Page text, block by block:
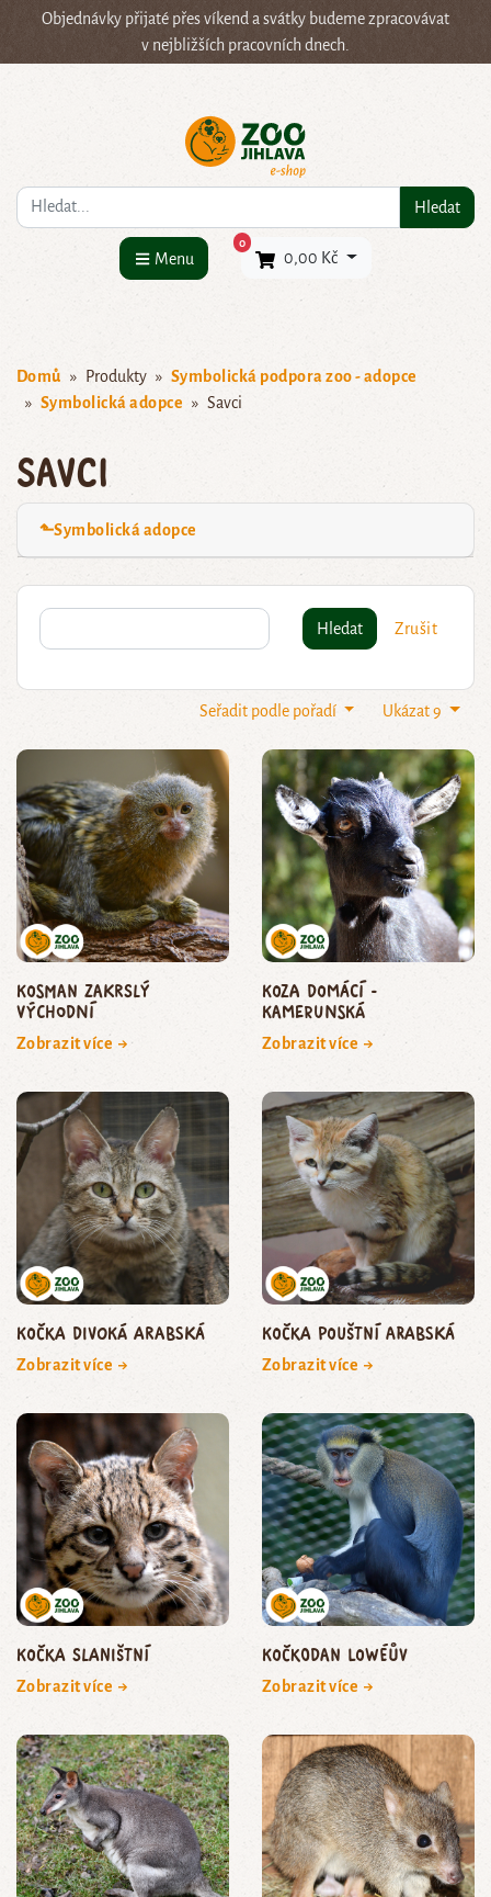
Objednávky přijaté přes víkend a svátky budeme zpracovávat
v nejbližších pracovních dnech.
Co hledáte? Hledat
Menu
0×
0,00 Kč
Domů Produkty
Symbolická podpora zoo - adopce
Symbolická adopce
Savci
Savci
⬑Symbolická adopce
Hledat Zrušit
Ukázat 9
Seřadit podle pořadí
kosman zakrslý
východní
Zobrazit více →
koza domácí -
kamerunská
Zobrazit více →
kočka divoká arabská
Zobrazit více →
kočka pouštní arabská
Zobrazit více →
kočka slaništní
Zobrazit více →
kočkodan Lowéův
Zobrazit více →